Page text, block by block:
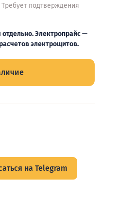
подтверждения
отдельно. Электропрайс —
электрощитов.
на Telegram